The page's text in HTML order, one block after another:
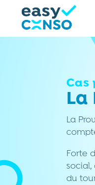
La
Forte
social,
du